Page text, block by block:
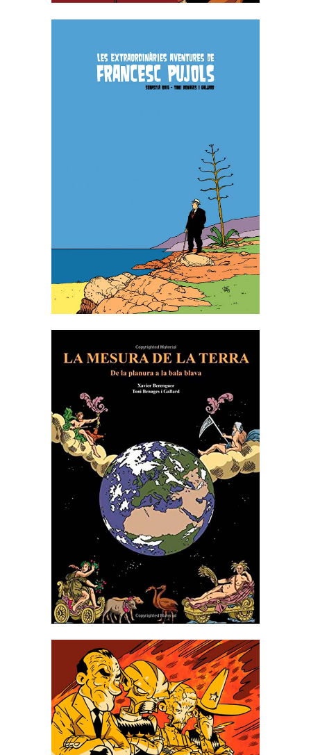
LES EXTRAORDINÀRIES
AVENTURES DE FRANCESC
LA MESURA DEL LA TERRA:
DE LA PLANURA A LA BALA
BLAVA